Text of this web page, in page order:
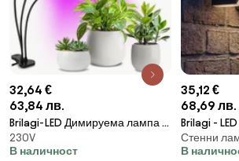
32,64 €
63,84 лв.
Brilagi-LED Димируема лампа с
щипка за отглеждане на
растения VITABLOOM
230V
В наличност
35,12 €
68,69 лв.
Brilagi -
ARCELO
Стенни
В